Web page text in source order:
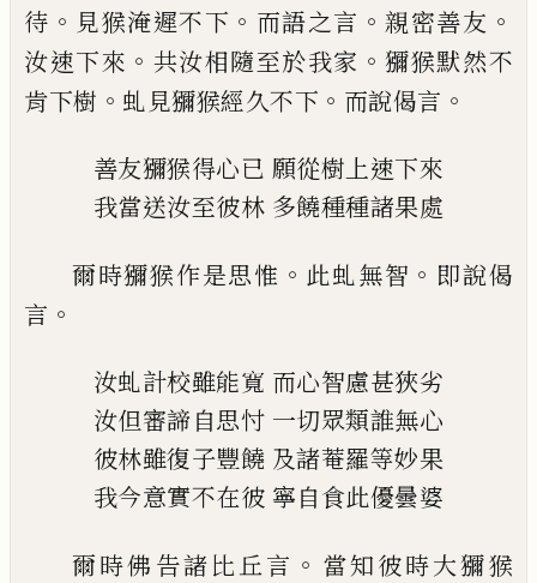
待 。 見猴淹遲不下 。 而語之言 。親密善友 。
汝速下來 。 共汝相隨至於我家 。獼猴默然不
肯下樹 。 虬見獼猴經久不下 。 而說偈言 。
善友獼猴得心已 願從樹上速下來
我當送汝至彼林 多饒種種諸果處
爾時獼猴作是思惟 。 此虬無智 。 即說偈
言 。
汝虬計校雖能寬 而心智慮甚狹劣
汝但審諦自思忖 一切眾類誰無心
彼林雖復子豐饒 及諸菴羅等妙果
我今意實不在彼 寧自食此優曇婆
爾時佛告諸比丘言 。 當知彼時大獼猴